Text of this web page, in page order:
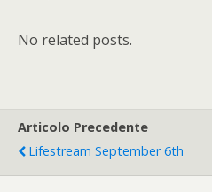
No related posts.
Articolo Precedente
Lifestream September 6th